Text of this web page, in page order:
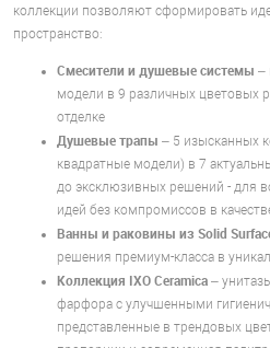
коллекции позволяют сформировать
пространство:
Смесители и душевые системы –
модели в 9 различных цветовых
отделке
Душевые трапы – 5 изысканных
квадратные модели) в 7
до эксклюзивных решений - для
идей без компромиссов в
Ванны и раковины из Solid
решения премиум-класса в
Коллекция IXO Ceramica –
фарфора с улучшенными
представленные в трендовых